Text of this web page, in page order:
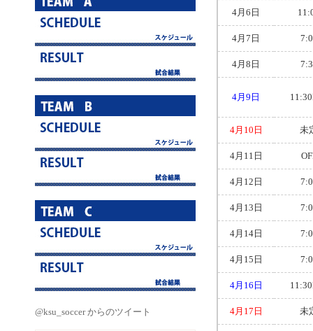
@ksu_soccer からのツイート
4月6日
4月7日
4月8日
4月9日
4月10日 未
4月11日
4月12日
4月13日
4月14日
4月15日
4月16日
4月17日 未